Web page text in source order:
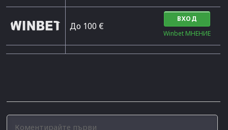
До 100 €
ВХОД
Winbet МНЕНИЕ